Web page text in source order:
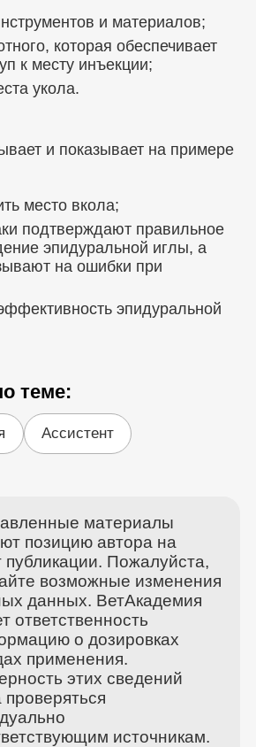
и материалов;
которая обеспечивает
к месту инъекции;
укола.
и показывает на примере
место вкола;
подтверждают правильное
эпидуральной иглы, а
на ошибки при
эпидуральной
теме:
Ассистент
материалы
позицию автора на
Пожалуйста,
возможные изменения
данных. ВетАкадемия
ответственность
о дозировках
применения.
этих сведений
источникам.